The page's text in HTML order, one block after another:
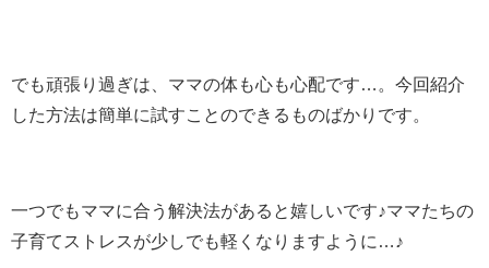
でも頑張り過ぎは、ママの体も心も心配です…。今回紹介
した方法は簡単に試すことのできるものばかりです。
一つでもママに合う解決法があると嬉しいです♪ママたちの
子育てストレスが少しでも軽くなりますように…♪